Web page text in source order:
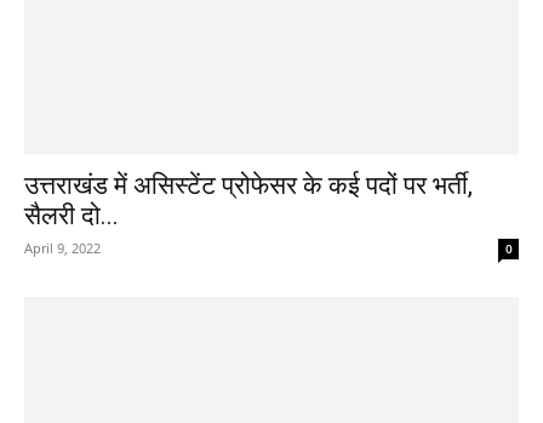
उत्तराखंड में असिस्टेंट प्रोफेसर के कई पदों पर भर्ती,
सैलरी दो...
April 9, 2022 0